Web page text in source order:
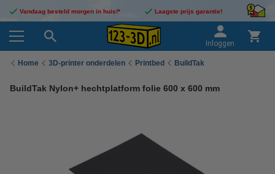
Vandaag besteld morgen in huis!* Laagste prijs garantie!
Inloggen
Home 3D-printer onderdelen Printbed BuildTak
BuildTak Nylon+ hechtplatform folie 600 x 600 mm